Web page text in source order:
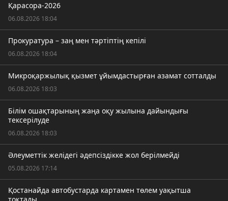
Қарасора-2026
06.08.2026 18:04
Прокуратура – заң мен тәртіптің кепілі
06.08.2026 18:04
Микроқаржылық қызмет ұйымдастырған азамат сотталды
06.08.2026 18:03
Білім ошақтарының жаңа оқу жылына дайындығы
тексерілуде
06.08.2026 18:03
Әлеуметтік желідегі әдепсіздікке жол берілмейді
05.08.2026 17:14
Қостанайда автобустарда картамен төлем уақытша